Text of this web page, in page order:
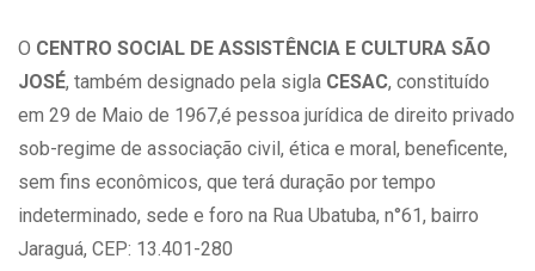
O CENTRO SOCIAL DE ASSISTÊNCIA E CULTURA SÃO
JOSÉ, também designado pela sigla CESAC, constituído
em 29 de Maio de 1967,é pessoa jurídica de direito privado
sob-regime de associação civil, ética e moral, beneficente,
sem fins econômicos, que terá duração por tempo
indeterminado, sede e foro na Rua Ubatuba, n°61, bairro
Jaraguá, CEP: 13.401-280